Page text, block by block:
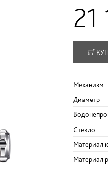
21
Механизм
Диаметр
Стекло
Материал
Материал